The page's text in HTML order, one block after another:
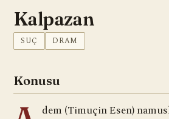
Kalpazan
SUÇ DRAM
Konusu
dem (Timuçin Esen)